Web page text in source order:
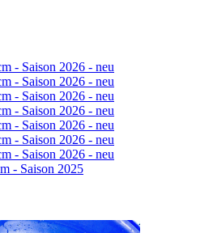
- Saison 2026 - neu
- Saison 2026 - neu
- Saison 2026 - neu
- Saison 2026 - neu
- Saison 2026 - neu
- Saison 2026 - neu
- Saison 2026 - neu
- Saison 2025